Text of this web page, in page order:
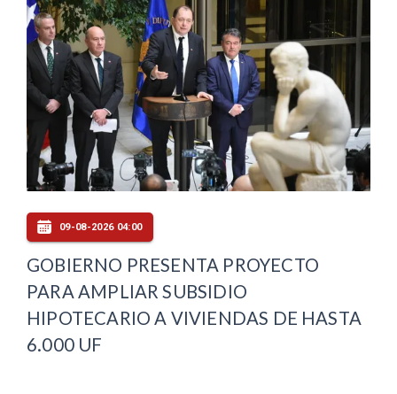
09-08-2026 04:00
GOBIERNO PRESENTA PROYECTO
PARA AMPLIAR SUBSIDIO
HIPOTECARIO A VIVIENDAS DE HASTA
6.000 UF